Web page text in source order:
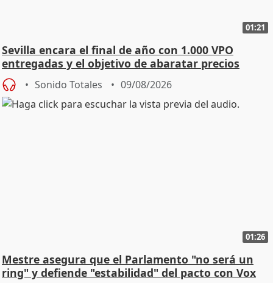
01:21
Sevilla encara el final de año con 1.000 VPO
entregadas y el objetivo de abaratar precios
Sonido Totales 09/08/2026
01:26
Mestre asegura que el Parlamento "no será un
ring" y defiende "estabilidad" del pacto con Vox